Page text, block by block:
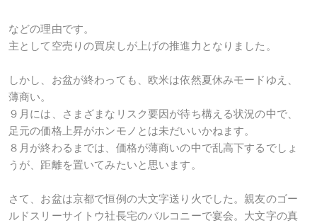
などの理由です。
主として空売りの買戻しが上げの推進力となりました。
しかし、お盆が終わっても、欧米は依然夏休みモードゆえ、
薄商い。
９月には、さまざまなリスク要因が待ち構える状況の中で、
足元の価格上昇がホンモノとは未だいいかねます。
８月が終わるまでは、価格が薄商いの中で乱高下するでしょ
うが、距離を置いてみたいと思います。
さて、お盆は京都で恒例の大文字送り火でした。親友のゴー
ルドスリーサイトウ社長宅のバルコニーで宴会。大文字の真